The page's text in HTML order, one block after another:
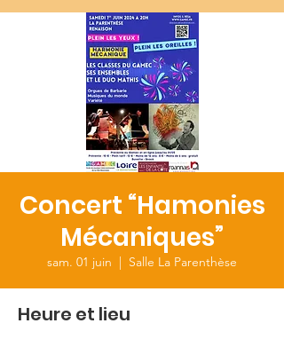
Concert “Hamonies
Mécaniques”
sam. 01 juin
  |
Salle La Parenthèse
Heure et lieu